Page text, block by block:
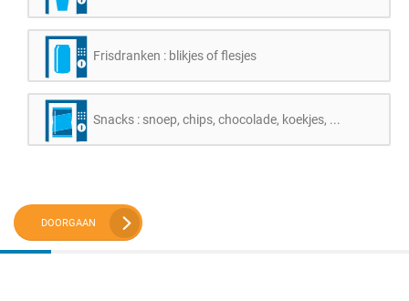
Frisdranken : blikjes of flesjes
Snacks : snoep, chips, chocolade, koekjes, ...
DOORGAAN